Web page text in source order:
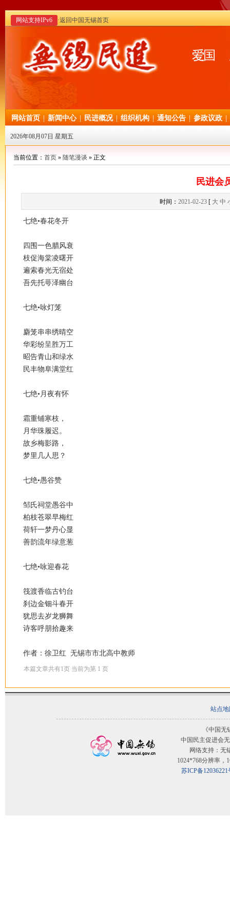
网站支持IPv6 ·返回中国无锡首页
网站首页 新闻中心 民进概况 组织机构 通知公告 参政议政
2026年08月07日 星期五
当前位置： 首页 » 随笔漫谈 » 正文
民进会
时间： 2021-02-23 [ 大 中
七绝•春花冬开
四围一色腊风衰
枝促海棠凌曙开
遍索春光无宿处
吾先托萼泽幽台
七绝•咏灯笼
麝笼串串绣晴空
华彩纷呈胜万工
昭告青山和绿水
民丰物阜满堂红
七绝•月夜有怀
霜重铺寒枝，
月华珠履迟。
故乡梅影路，
梦里几人思？
七绝•愚谷赞
邹氏祠堂愚谷中
柏枝苍翠早梅红
荷轩一梦丹心显
善韵流年绿意葱
七绝•咏迎春花
筏渡香临古钓台
刹边金钿斗春开
犹思去岁龙狮舞
诗客呼朋拾趣来
作者：徐卫红 无锡市市北高中教师
本篇文章共有1页 当前为第 1 页
站点
《中国
中国民主促进会
网络支持：无
1024*768分辨率，
苏ICP备12036221